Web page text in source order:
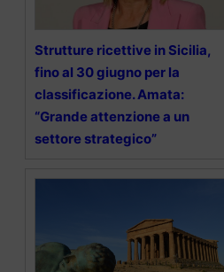
Strutture ricettive in Sicilia,
fino al 30 giugno per la
classificazione. Amata:
“Grande attenzione a un
settore strategico”